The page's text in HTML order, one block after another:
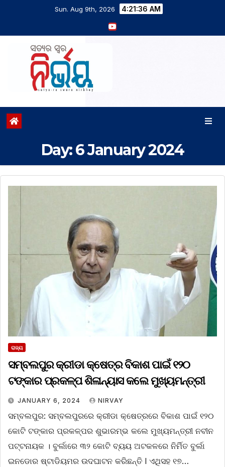
Sun. Aug 9th, 2026 4:21:37 AM
Day:6 January 2024
ରାଜ୍ୟ
ସମ୍ବଲପୁର କ୍ରୀଡା କ୍ଷେତ୍ର ବିକାଶ ପାଇଁ ୧୨୦
ଟଙ୍କାର ପ୍ରକଳ୍ପ ଶିଳାନ୍ୟାସ କଲେ ମୁଖ୍ୟମନ୍ତ୍ରୀ
JANUARY 6, 2024 NIRVAY
ସମ୍ବଲପୁର: ସମ୍ବଲପୁରରେ କ୍ରୀଡା କ୍ଷେତ୍ରରେ ବିକାଶ ପାଇଁ ୧୨୦
କୋଟି ଟଙ୍କାର ପ୍ରକଳ୍ପର ଶୁଭାରମ୍ଭ କଲେ ମୁଖ୍ୟମନ୍ତ୍ରୀ ନବୀନ
ପଟ୍ଟନାୟକ । ବୁର୍ଲାରେ ୩୨ କୋଟି ବ୍ୟୟ ଅଟକଳରେ ନିର୍ମିତ ବୁର୍ଲା
ଇନଡୋର ଷ୍ଟାଡିୟମର ଉଦଘାଟନ କରିଛନ୍ତି l ଏଥିସହ ୧୭…